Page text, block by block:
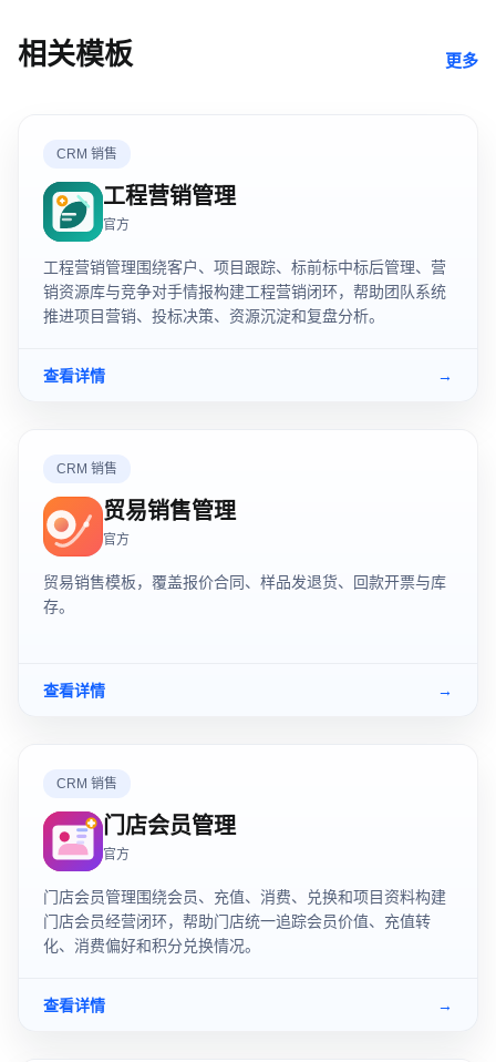
相关模板 更多
CRM 销售
工程营销管理
官方
工程营销管理围绕客户、项目跟踪、标前标中标后管理、营
销资源库与竞争对手情报构建工程营销闭环，帮助团队系统
推进项目营销、投标决策、资源沉淀和复盘分析。
查看详情 →
CRM 销售
贸易销售管理
官方
贸易销售模板，覆盖报价合同、样品发退货、回款开票与库
存。
查看详情 →
CRM 销售
门店会员管理
官方
门店会员管理围绕会员、充值、消费、兑换和项目资料构建
门店会员经营闭环，帮助门店统一追踪会员价值、充值转
化、消费偏好和积分兑换情况。
查看详情 →